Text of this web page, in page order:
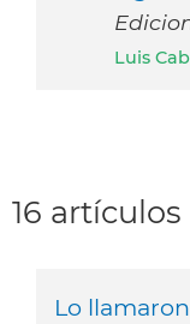
Luis
16 artículos
Lo